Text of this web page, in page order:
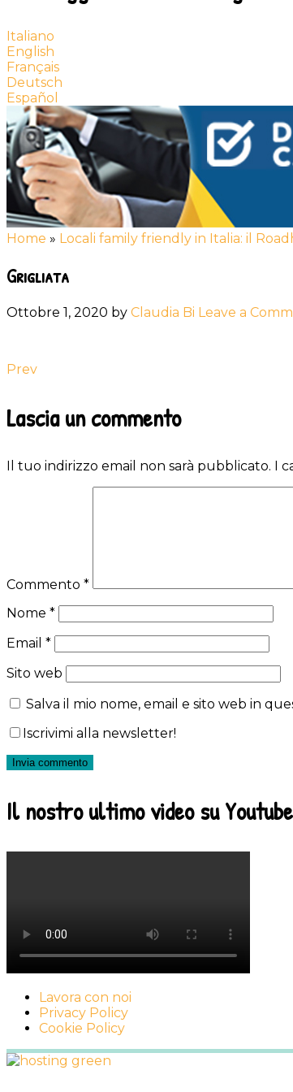
Italiano
English
Français
Deutsch
Español
Home » Locali family friendly in Italia: il
Grigliata
Ottobre 1, 2020 by Claudia Bi Leave a
Prev
Interactions
Lascia un commento
Il tuo indirizzo email non sarà pubblicato. I
Commento *
Nome *
Email *
Sito web
Salva il mio nome, email e sito web in
Iscrivimi alla newsletter!
Il nostro ultimo video su Youtube
Lavora con noi
Privacy Policy
Cookie Policy
Footer